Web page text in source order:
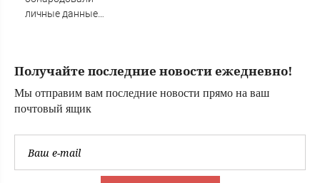
личные данные
Новости на
Получайте последние новости ежедневно!
Мы отправим вам последние новости прямо на ваш
почтовый ящик